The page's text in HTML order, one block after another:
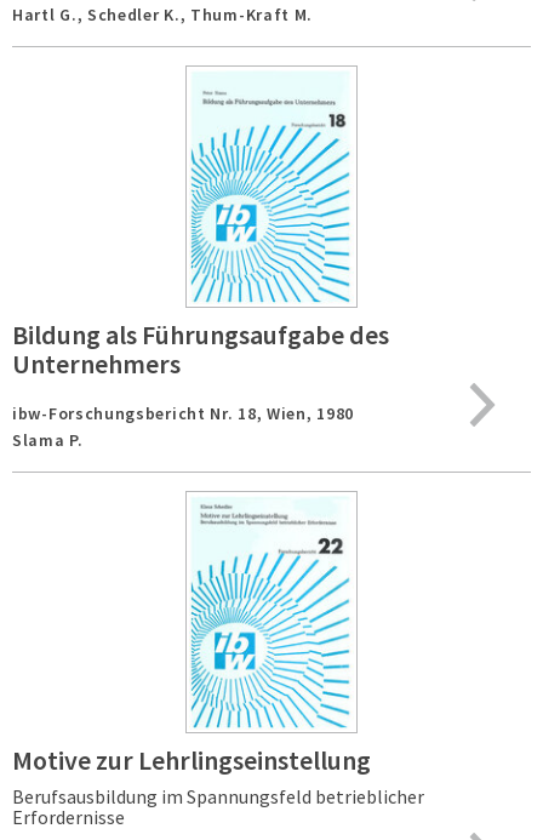
Hartl G., Schedler K., Thum-Kraft M.
Bildung als Führungsaufgabe des
Unternehmers
ibw-Forschungsbericht Nr. 18, Wien, 1980
Slama P.
Motive zur Lehrlingseinstellung
Berufsausbildung im Spannungsfeld betrieblicher
Erfordernisse